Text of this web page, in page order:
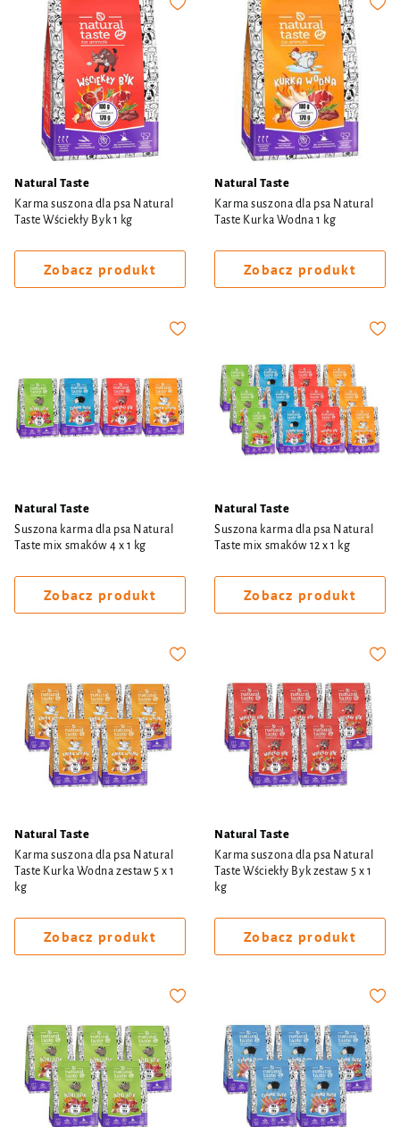
Natural Taste
Karma suszona dla psa Natural
Taste Wściekły Byk 1 kg
Zobacz produkt
Natural Taste
Karma suszona dla psa Natural
Taste Kurka Wodna 1 kg
Zobacz produkt
Natural Taste
Suszona karma dla psa Natural
Taste mix smaków 4 x 1 kg
Zobacz produkt
Natural Taste
Suszona karma dla psa Natural
Taste mix smaków 12 x 1 kg
Zobacz produkt
Natural Taste
Karma suszona dla psa Natural
Taste Kurka Wodna zestaw 5 x 1
kg
Zobacz produkt
Natural Taste
Karma suszona dla psa Natural
Taste Wściekły Byk zestaw 5 x 1
kg
Zobacz produkt